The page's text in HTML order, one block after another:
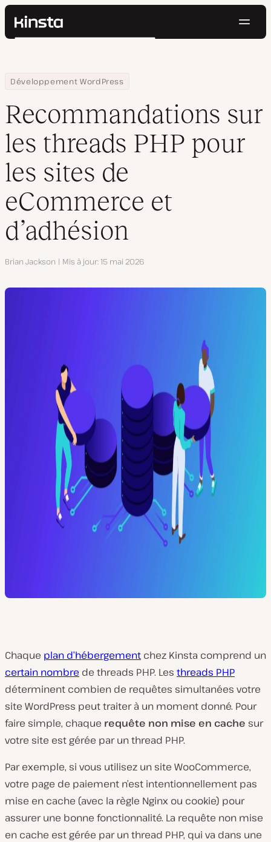
Kinsta®
Prix
Contact
Rechercher
Home
Centre de ressources
Blog
Développement WordPress
Recommandations sur les threads PHP pour les sites de
Recommandations sur
les threads PHP pour
les sites de
eCommerce et
d’adhésion
Auteur
Brian Jackson Mis à jour 15 mai 2026
Chaque plan d’hébergement chez Kinsta comprend un
certain nombre de threads PHP. Les threads PHP
déterminent combien de requêtes simultanées votre
site WordPress peut traiter à un moment donné. Pour
faire simple, chaque requête non mise en cache sur
votre site est gérée par un thread PHP.
Par exemple, si vous utilisez un site WooCommerce,
votre page de paiement n’est intentionnellement pas
mise en cache (avec la règle Nginx ou cookie) pour
assurer une bonne fonctionnalité. La requête non mise
en cache est gérée par un thread PHP, qui va dans une